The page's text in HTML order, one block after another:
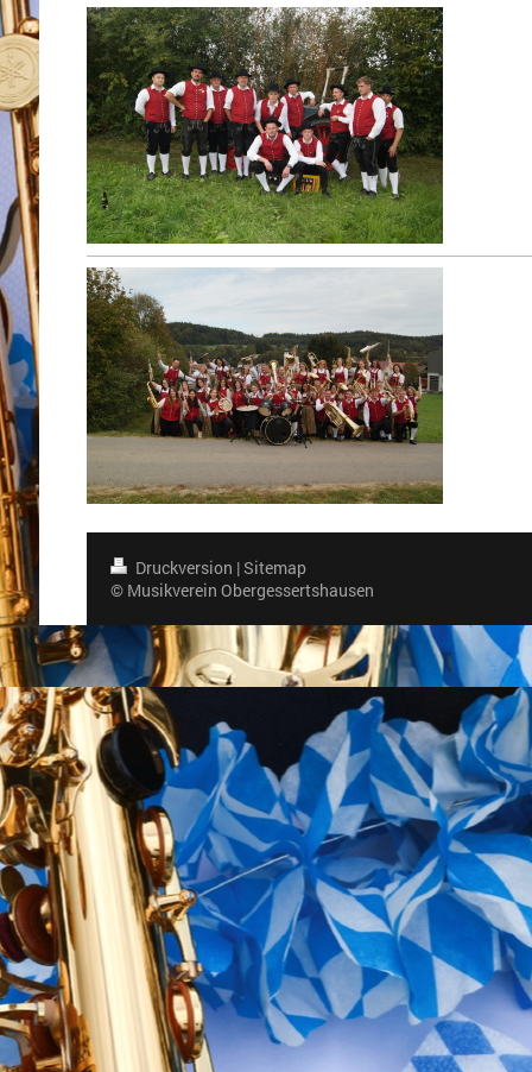
Druckversion |Sitemap
© Musikverein Obergessertshausen